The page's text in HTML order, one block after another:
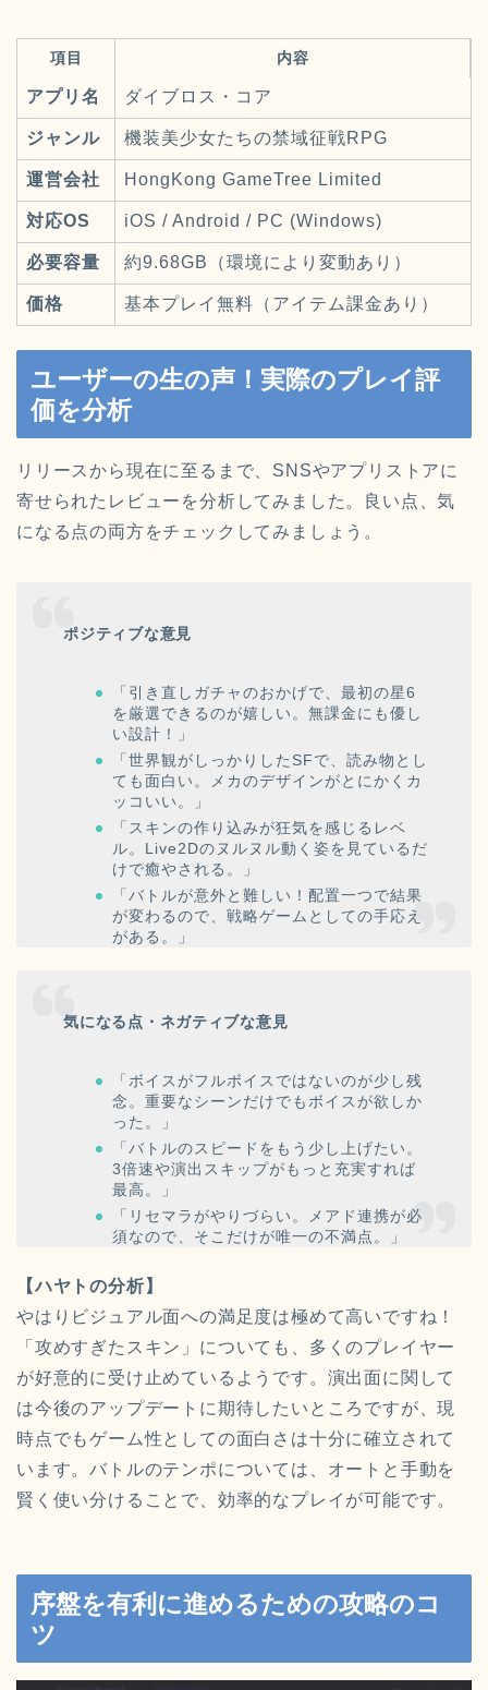
項目 内容
アプリ名 ダイブロス・コア
ジャンル 機装美少女たちの禁域征戦RPG
運営会社 HongKong GameTree Limited
対応OS iOS / Android / PC (Windows)
必要容量 約9.68GB（環境により変動あり）
価格 基本プレイ無料（アイテム課金あり）
ユーザーの生の声！実際のプレイ評
価を分析
リリースから現在に至るまで、SNSやアプリストアに
寄せられたレビューを分析してみました。良い点、気
になる点の両方をチェックしてみましょう。
ポジティブな意見
「引き直しガチャのおかげで、最初の星6
を厳選できるのが嬉しい。無課金にも優し
い設計！」
「世界観がしっかりしたSFで、読み物とし
ても面白い。メカのデザインがとにかくカ
ッコいい。」
「スキンの作り込みが狂気を感じるレベ
ル。Live2Dのヌルヌル動く姿を見ているだ
けで癒やされる。」
「バトルが意外と難しい！配置一つで結果
が変わるので、戦略ゲームとしての手応え
がある。」
気になる点・ネガティブな意見
「ボイスがフルボイスではないのが少し残
念。重要なシーンだけでもボイスが欲しか
った。」
「バトルのスピードをもう少し上げたい。
3倍速や演出スキップがもっと充実すれば
最高。」
「リセマラがやりづらい。メアド連携が必
須なので、そこだけが唯一の不満点。」
【ハヤトの分析】
やはりビジュアル面への満足度は極めて高いですね！
「攻めすぎたスキン」についても、多くのプレイヤー
が好意的に受け止めているようです。演出面に関して
は今後のアップデートに期待したいところですが、現
時点でもゲーム性としての面白さは十分に確立されて
います。バトルのテンポについては、オートと手動を
賢く使い分けることで、効率的なプレイが可能です。
序盤を有利に進めるための攻略のコ
ツ